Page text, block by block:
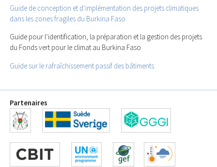
Guide de conception et d’implémentation des projets climatiques
dans les zones fragiles du Burkina Faso
Guide pour l’identification, la préparation et la gestion des projets
du Fonds vert pour le climat au Burkina Faso
Guide sur le rafraîchissement passif des bâtiments
Partenaires